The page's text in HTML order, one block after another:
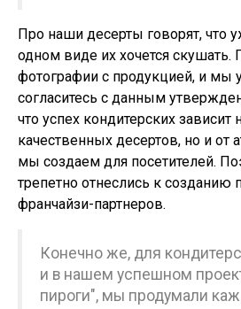
Про наши десерты говорят, что
одном виде их хочется скушать.
фотографии с продукцией, и мы
согласитесь с данным
что успех кондитерских зависит
качественных десертов, но и
мы создаем для посетителей.
трепетно отнеслись к созданию
франчайзи-партнеров.
Конечно же, для
и в нашем успешном
пироги", мы продумали